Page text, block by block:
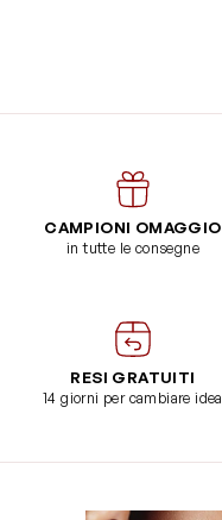
CAMPIONI OMAGGIO
in tutte le consegne
RESI GRATUITI
14 giorni per cambiare idea